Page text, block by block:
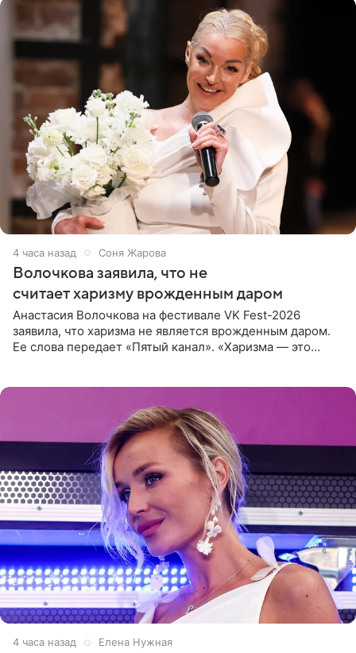
4 часа назад Соня Жарова
Волочкова заявила, что не
считает харизму врожденным даром
Анастасия Волочкова на фестивале VK Fest-2026
заявила, что харизма не является врожденным даром.
Ее слова передает «Пятый канал». «Харизма — это
4 часа назад Елена Нужная